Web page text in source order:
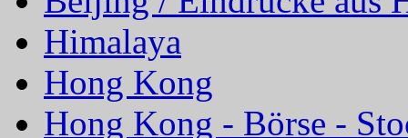
Himalaya
Hong Kong
Hong Kong - Börse -